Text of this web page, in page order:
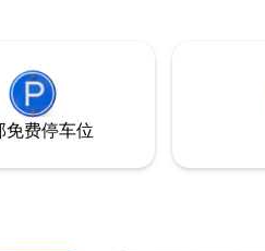
免费停车位